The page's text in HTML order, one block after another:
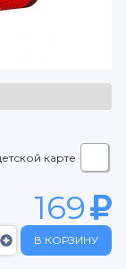
карте
169
В КОРЗИНУ